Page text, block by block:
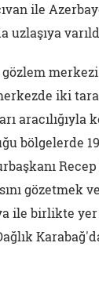
ile
iki
aracılığıyla
bölgelerde
gözetmek
ile birlikte